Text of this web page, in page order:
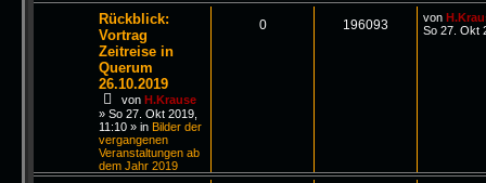
Rückblick:
Vortrag
Zeitreise in
Querum
26.10.2019
von H.Krause
» So 27. Okt 2019,
11:10 » in Bilder der
vergangenen
Veranstaltungen ab
dem Jahr 2019
0 196093 von
So 27. Okt